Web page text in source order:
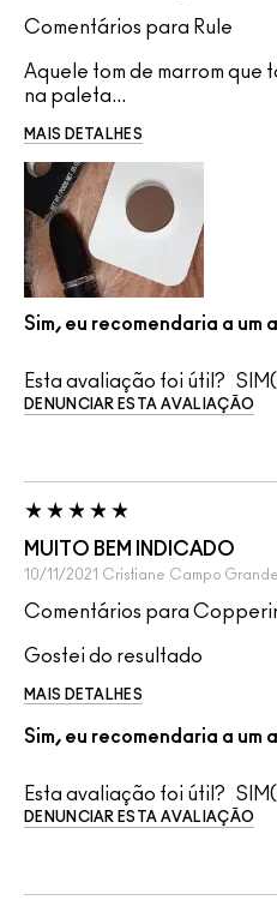
Comentários para Rule
Aquele tom de marrom que
na paleta...
MAIS DETALHES
Sim, eu recomendaria a um
Esta avaliação foi útil?
DENUNCIAR ESTA AVALIAÇÃO
MUITO BEM INDICADO
10/11/2021 Cristiane Campo
Comentários para
Gostei do resultado
MAIS DETALHES
Sim, eu recomendaria a um
Esta avaliação foi útil?
DENUNCIAR ESTA AVALIAÇÃO